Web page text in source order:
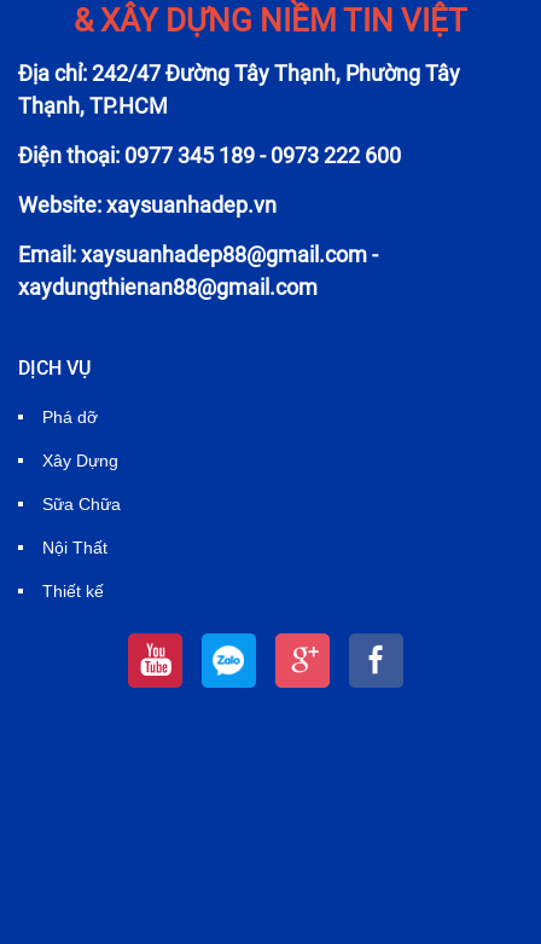
& XÂY DỰNG NIỀM TIN VIỆT
Địa chỉ: 242/47 Đường Tây Thạnh, Phường Tây
Thạnh, TP.HCM
Điện thoại: 0977 345 189 - 0973 222 600
Website: xaysuanhadep.vn
Email:xaysuanhadep88@gmail.com-
xaydungthienan88@gmail.com
DỊCH VỤ
Phá dỡ
Xây Dựng
Sữa Chữa
Nội Thất
Thiết kế